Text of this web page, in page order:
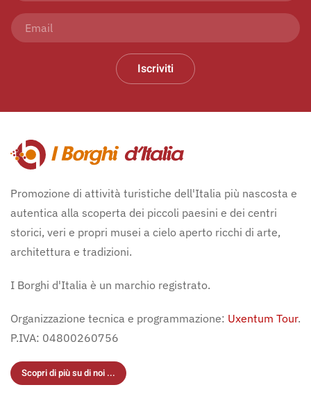
Iscriviti
Promozione di attività turistiche dell'Italia più nascosta e
autentica alla scoperta dei piccoli paesini e dei centri
storici, veri e propri musei a cielo aperto ricchi di arte,
architettura e tradizioni.
I Borghi d'Italia è un marchio registrato.
Organizzazione tecnica e programmazione: Uxentum Tour.
P.IVA: 04800260756
Scopri di più su di noi ...